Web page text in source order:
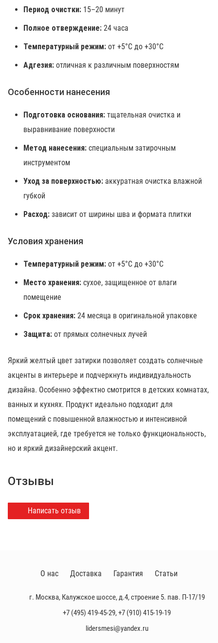
Период очистки: 15–20 минут
Полное отверждение: 24 часа
Температурный режим: от +5°C до +30°C
Адгезия: отличная к различным поверхностям
Особенности нанесения
Подготовка основания: тщательная очистка и
выравнивание поверхности
Метод нанесения: специальным затирочным
инструментом
Уход за поверхностью: аккуратная очистка влажной
губкой
Расход: зависит от ширины шва и формата плитки
Условия хранения
Температурный режим: от +5°C до +30°C
Место хранения: сухое, защищенное от влаги
помещение
Срок хранения: 24 месяца в оригинальной упаковке
Защита: от прямых солнечных лучей
Яркий желтый цвет затирки позволяет создать солнечные
акценты в интерьере и подчеркнуть индивидуальность
дизайна. Особенно эффектно смотрится в детских комнатах,
ванных и кухнях. Продукт идеально подходит для
помещений с повышенной влажностью и интенсивной
эксплуатацией, где требуется не только функциональность,
но и яркий дизайнерский акцент.
Отзывы
Написать отзыв
г. Москва, Калужское шоссе, д.4, строение 5. пав. П-17/19
+7 (495) 419-45-29,+7 (910) 415-19-19
lidersmesi@yandex.ru
О нас Доставка Гарантия Статьи